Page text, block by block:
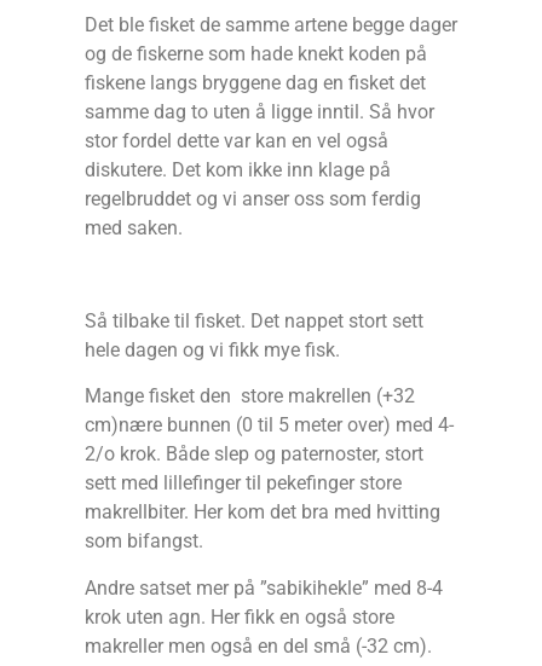
Det ble fisket de samme artene begge dager
og de fiskerne som hade knekt koden på
fiskene langs bryggene dag en fisket det
samme dag to uten å ligge inntil. Så hvor
stor fordel dette var kan en vel også
diskutere. Det kom ikke inn klage på
regelbruddet og vi anser oss som ferdig
med saken.
Så tilbake til fisket. Det nappet stort sett
hele dagen og vi fikk mye fisk.
Mange fisket den store makrellen (+32
cm)nære bunnen (0 til 5 meter over) med 4-
2/o krok. Både slep og paternoster, stort
sett med lillefinger til pekefinger store
makrellbiter. Her kom det bra med hvitting
som bifangst.
Andre satset mer på ”sabikihekle” med 8-4
krok uten agn. Her fikk en også store
makreller men også en del små (-32 cm).